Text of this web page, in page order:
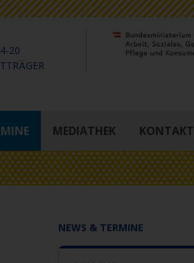
20
MEDIATHEK KONTAKT
NEWS & TERMINE